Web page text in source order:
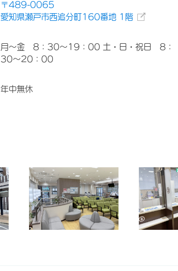
〒489-0065
愛知県瀬戸市西追分町160番地 1階
月～金 8：30～19：00 土・日・祝日 8：
30～20：00
年中無休